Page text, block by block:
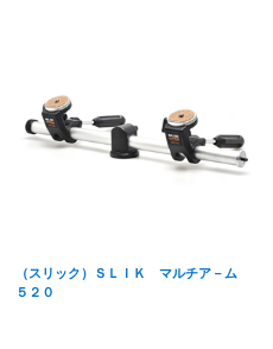
（スリック）ＳＬＩＫ マルチア－ム
５２０